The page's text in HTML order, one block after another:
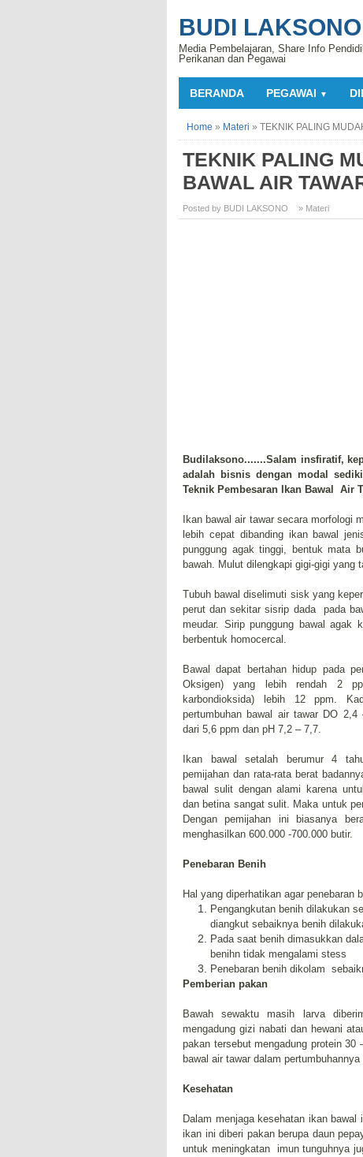
BUDI LAKSONO
Media Pembelajaran, Share Info
Perikanan dan Pegawai
BERANDA PEGAWAI ▼
Home » Materi » TEKNIK PALING
TEKNIK PALING
BAWAL AIR
Posted by BUDI LAKSONO » Materi
Budilaksono.......Salam insfiratif,
adalah bisnis dengan modal
Teknik Pembesaran Ikan Bawal Air
Ikan bawal air tawar secara morfologi
lebih cepat dibanding ikan bawal
punggung agak tinggi, bentuk mata
bawah. Mulut dilengkapi gigi-gigi yang
Tubuh bawal diselimuti sisk yang
perut dan sekitar sisrip dada
pada
meudar. Sirip punggung bawal agak
berbentuk homocercal.
Bawal dapat bertahan hidup pada
Oksigen) yang lebih rendah 2
karbondioksida) lebih 12 ppm.
pertumbuhan bawal air tawar DO
dari 5,6 ppm dan pH 7,2 – 7,7.
Ikan bawal setalah berumur 4
pemijahan dan rata-rata berat
bawal sulit dengan alami karena
dan betina sangat sulit. Maka untuk
Dengan pemijahan ini biasanya
menghasilkan 600.000 -700.000 butir.
Penebaran Benih
Hal yang diperhatikan agar penebaran
Pengangkutan benih dilakukan
diangkut sebaiknya benih
Pada saat benih dimasukkan
benihn tidak mengalami stess
Penebaran benih dikolam
Pemberian pakan
Bawah sewaktu masih larva
mengadung gizi nabati dan hewani
pakan tersebut mengadung protein
bawal air tawar dalam
Kesehatan
Dalam menjaga kesehatan ikan
ikan ini diberi pakan berupa daun
untuk meningkatan imun tunguhnya